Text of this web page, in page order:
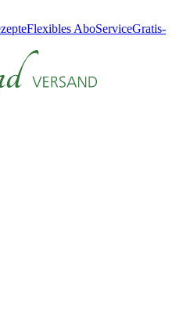
Flexibles AboServiceGratis-